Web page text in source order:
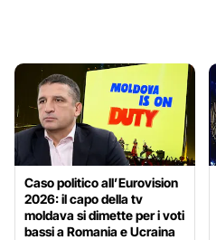
Caso politico all’Eurovision
2026: il capo della tv
moldava si dimette per i voti
bassi a Romania e Ucraina